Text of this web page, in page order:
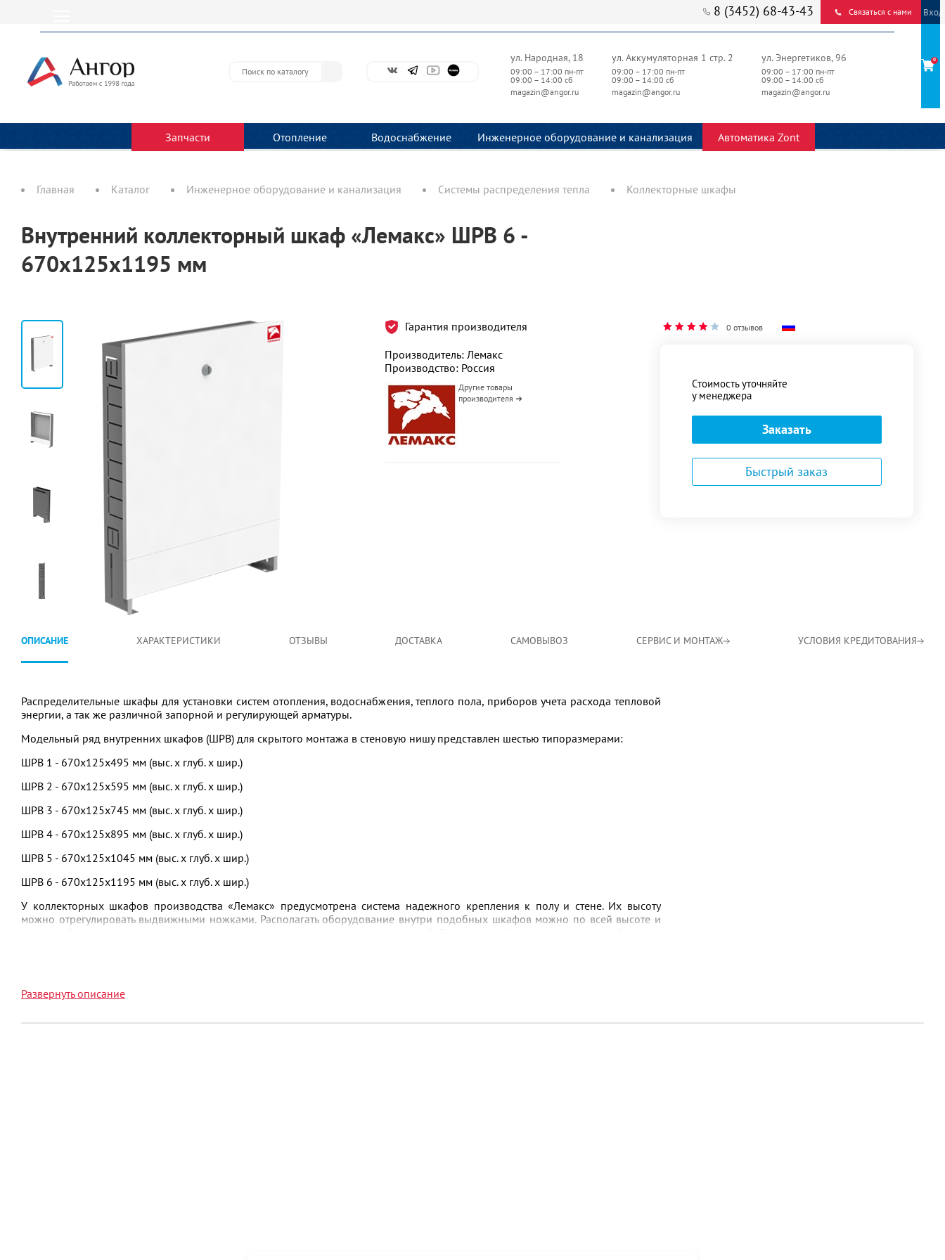
8 (3452) 68-43-43 Связаться с нами
ул. Народная, 18
09:00 – 17:00 пн-пт
09:00 – 14:00 сб
magazin@angor.ru
ул. Аккумуляторная 1 стр. 2
09:00 – 17:00 пн-пт
09:00 – 14:00 сб
magazin@angor.ru
ул. Энергетиков, 96
09:00 – 17:00 пн-пт
09:00 – 14:00 сб
magazin@angor.ru
Запчасти Отопление Водоснабжение Инженерное оборудование и канализация Автоматика Zont
Вход
0
Главная Каталог Инженерное оборудование и канализация Системы распределения тепла Коллекторные шкафы
Внутренний коллекторный шкаф «Лемакс» ШРВ 6 -
670х125х1195 мм
Гарантия производителя
Производитель: Лемакс
Производство: Россия
Другие товары
производителя ➜
0 отзывов
Стоимость уточняйте
у менеджера
Заказать
Быстрый заказ
ОПИСАНИЕ ХАРАКТЕРИСТИКИ ОТЗЫВЫ ДОСТАВКА САМОВЫВОЗ СЕРВИС И МОНТАЖ УСЛОВИЯ КРЕДИТОВАНИЯ
Распределительные шкафы для установки систем отопления, водоснабжения, теплого пола, приборов учета расхода тепловой
энергии, а так же различной запорной и регулирующей арматуры.
Модельный ряд внутренних шкафов (ШРВ) для скрытого монтажа в стеновую нишу представлен шестью типоразмерами:
ШРВ 1 - 670х125х495 мм (выс. х глуб. х шир.)
ШРВ 2 - 670х125х595 мм (выс. х глуб. х шир.)
ШРВ 3 - 670х125х745 мм (выс. х глуб. х шир.)
ШРВ 4 - 670х125х895 мм (выс. х глуб. х шир.)
ШРВ 5 - 670х125х1045 мм (выс. х глуб. х шир.)
ШРВ 6 - 670х125х1195 мм (выс. х глуб. х шир.)
У коллекторных шкафов производства «Лемакс» предусмотрена система надежного крепления к полу и стене. Их высоту
можно отрегулировать выдвижными ножками. Располагать оборудование внутри подобных шкафов можно по всей высоте и
Развернуть описание